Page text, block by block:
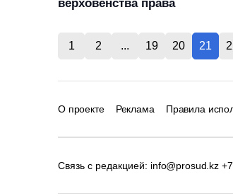
верховенства права
1 2 ... 19 20 21
О проекте Реклама Правила
Связь с редакцией: info@prosud.kz